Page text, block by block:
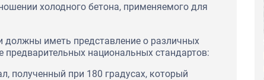
холодного бетона, применяемого для
должны иметь представление о различных
национальных стандартов:
полученный при 180 градусах, который